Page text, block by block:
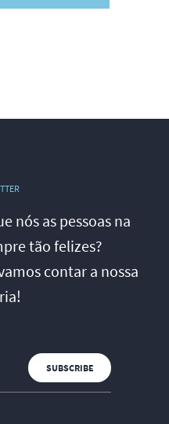
nós as pessoas na
tão felizes?
contar a nossa